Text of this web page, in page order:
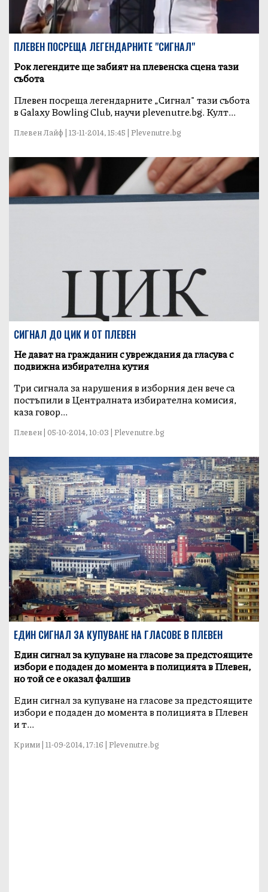
ПЛЕВЕН ПОСРЕЩА ЛЕГЕНДАРНИТЕ "СИГНАЛ"
Рок легендите ще забият на плевенска сцена тази
събота
Плевен посреща легендарните „Сигнал" тази събота
в Galaxy Bowling Club, научи plevenutre.bg. Култ...
Плевен Лайф | 13-11-2014, 15:45 | Plevenutre.bg
СИГНАЛ ДО ЦИК И ОТ ПЛЕВЕН
Не дават на гражданин с увреждания да гласува с
подвижна избирателна кутия
Три сигнала за нарушения в изборния ден вече са
постъпили в Централната избирателна комисия,
каза говор...
Плевен | 05-10-2014, 10:03 | Plevenutre.bg
ЕДИН СИГНАЛ ЗА КУПУВАНЕ НА ГЛАСОВЕ В ПЛЕВЕН
Един сигнал за купуване на гласове за предстоящите
избори е подаден до момента в полицията в Плевен,
но той се е оказал фалшив
Един сигнал за купуване на гласове за предстоящите
избори е подаден до момента в полицията в Плевен
и т...
Крими | 11-09-2014, 17:16 | Plevenutre.bg